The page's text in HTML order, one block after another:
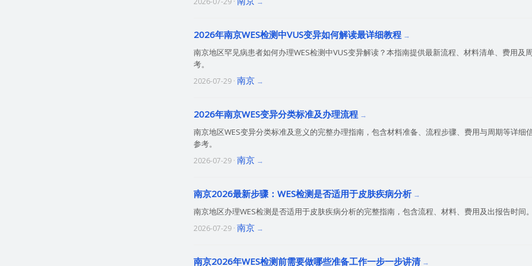
2026年南京WES检测中VUS变异如何解读最详细教程
南京地区罕见病患者如何办理WES检测中VUS变异解读？本指南提供最新流程、材料清单、费用及
考。
2026-07-29 · 南京
2026年南京WES变异分类标准及办理流程
南京地区WES变异分类标准及意义的完整办理指南，包含材料准备、流程步骤、费用与周期等详细
参考。
2026-07-29 · 南京
南京2026最新步骤：WES检测是否适用于皮肤疾病分析
南京地区办理WES检测是否适用于皮肤疾病分析的完整指南，包含流程、材料、费用及出报告时间
2026-07-29 · 南京
南京2026年WES检测前需要做哪些准备工作一步一步讲清